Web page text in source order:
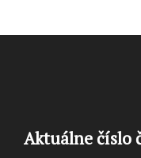
Aktuálne číslo